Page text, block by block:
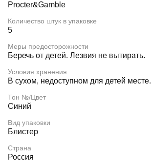
Procter&Gamble
Количество штук в упаковке
5
Меры предосторожности
Беречь от детей. Лезвия не вытирать.
Условия хранения
В сухом, недоступном для детей месте.
Тон №/Цвет
Синий
Вид упаковки
Блистер
Страна
Россия